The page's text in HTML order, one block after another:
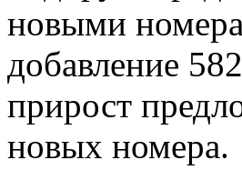
новыми
добавление
прирост
новых номера.